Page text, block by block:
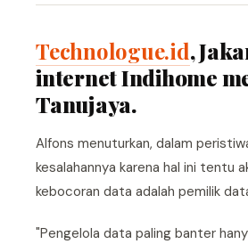
Technologue.id,
internet Indihome
Tanujaya.
Alfons menuturkan, dalam
kesalahannya karena hal ini tentu
kebocoran data adalah pemilik
"Pengelola data paling banter